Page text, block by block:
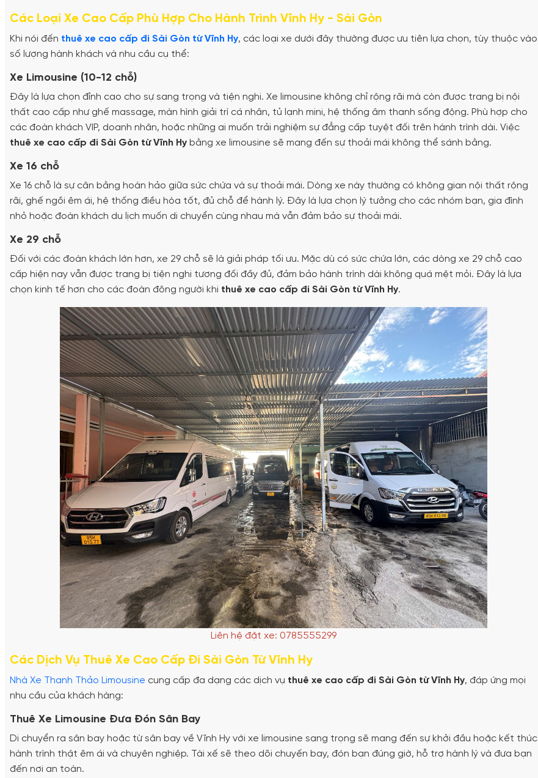
Các Loại Xe Cao Cấp Phù Hợp Cho Hành Trình Vĩnh Hy - Sài Gòn
Khi nói đến thuê xe cao cấp đi Sài Gòn từ Vĩnh Hy, các loại xe dưới đây thường được ưu tiên lựa chọn, tùy thuộc vào
số lượng hành khách và nhu cầu cụ thể:
Xe Limousine (10-12 chỗ)
Đây là lựa chọn đỉnh cao cho sự sang trọng và tiện nghi. Xe limousine không chỉ rộng rãi mà còn được trang bị nội
thất cao cấp như ghế massage, màn hình giải trí cá nhân, tủ lạnh mini, hệ thống âm thanh sống động. Phù hợp cho
các đoàn khách VIP, doanh nhân, hoặc những ai muốn trải nghiệm sự đẳng cấp tuyệt đối trên hành trình dài. Việc
thuê xe cao cấp đi Sài Gòn từ Vĩnh Hy bằng xe limousine sẽ mang đến sự thoải mái không thể sánh bằng.
Xe 16 chỗ
Xe 16 chỗ là sự cân bằng hoàn hảo giữa sức chứa và sự thoải mái. Dòng xe này thường có không gian nội thất rộng
rãi, ghế ngồi êm ái, hệ thống điều hòa tốt, đủ chỗ để hành lý. Đây là lựa chọn lý tưởng cho các nhóm bạn, gia đình
nhỏ hoặc đoàn khách du lịch muốn di chuyển cùng nhau mà vẫn đảm bảo sự thoải mái.
Xe 29 chỗ
Đối với các đoàn khách lớn hơn, xe 29 chỗ sẽ là giải pháp tối ưu. Mặc dù có sức chứa lớn, các dòng xe 29 chỗ cao
cấp hiện nay vẫn được trang bị tiện nghi tương đối đầy đủ, đảm bảo hành trình dài không quá mệt mỏi. Đây là lựa
chọn kinh tế hơn cho các đoàn đông người khi thuê xe cao cấp đi Sài Gòn từ Vĩnh Hy.
Liên hệ đặt xe: 0785555299
Các Dịch Vụ Thuê Xe Cao Cấp Đi Sài Gòn Từ Vĩnh Hy
Nhà Xe Thanh Thảo Limousine cung cấp đa dạng các dịch vụ thuê xe cao cấp đi Sài Gòn từ Vĩnh Hy, đáp ứng mọi
nhu cầu của khách hàng:
Thuê Xe Limousine Đưa Đón Sân Bay
Di chuyển ra sân bay hoặc từ sân bay về Vĩnh Hy với xe limousine sang trọng sẽ mang đến sự khởi đầu hoặc kết thúc
hành trình thật êm ái và chuyên nghiệp. Tài xế sẽ theo dõi chuyến bay, đón bạn đúng giờ, hỗ trợ hành lý và đưa bạn
đến nơi an toàn.